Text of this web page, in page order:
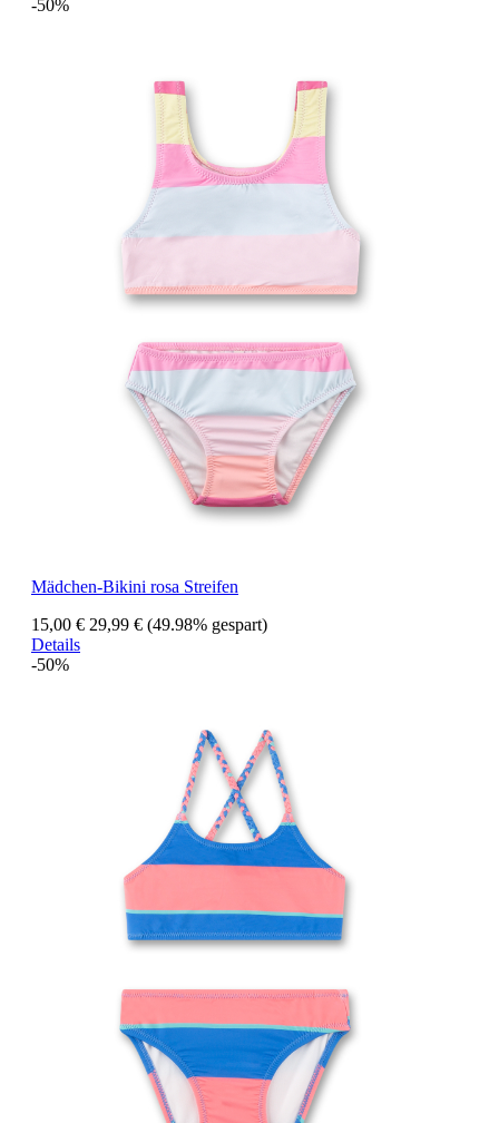
-50%
Mädchen-Bikini rosa Streifen
15,00 € 29,99 € (49.98% gespart)
Details
-50%